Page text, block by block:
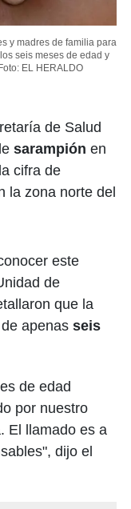
y madres de familia para
seis meses de edad y
Foto: EL HERALDO
de Salud
sarampión en
cifra de
la zona norte del
este
de
que la
apenas seis
de edad
por nuestro
El llamado es a
dijo el